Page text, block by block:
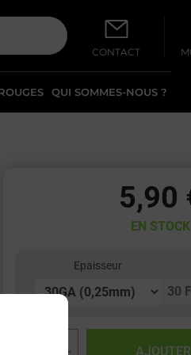
CONTACT
QUI SOMMES-NOUS ?
5,90
EN STOCK
Epaisseur